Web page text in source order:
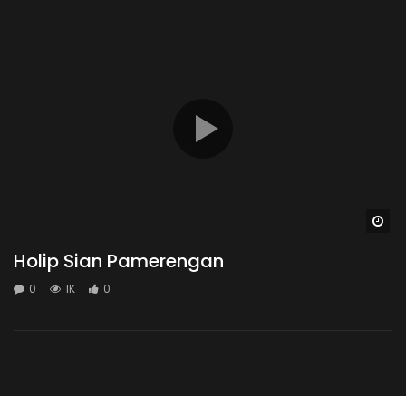
Holip Sian Pamerengan
0 1K 0